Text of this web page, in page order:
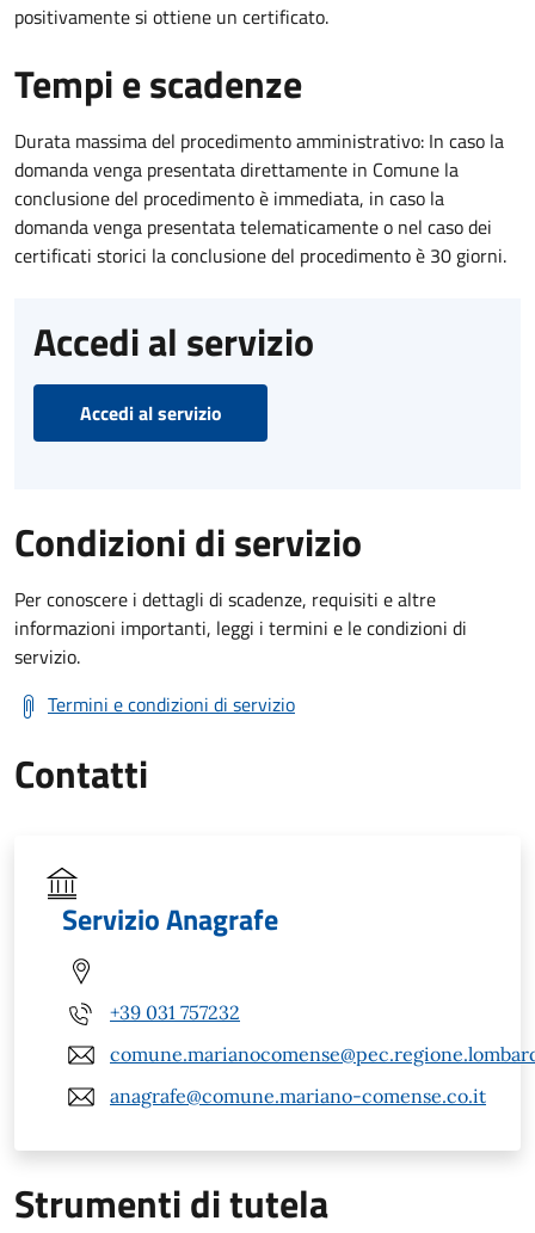
positivamente si ottiene un certificato.
Tempi e scadenze
Durata massima del procedimento amministrativo: In caso la
domanda venga presentata direttamente in Comune la
conclusione del procedimento è immediata, in caso la
domanda venga presentata telematicamente o nel caso dei
certificati storici la conclusione del procedimento è 30 giorni.
Accedi al servizio
Accedi al servizio
Condizioni di servizio
Per conoscere i dettagli di scadenze, requisiti e altre
informazioni importanti, leggi i termini e le condizioni di
servizio.
Termini e condizioni di servizio
Contatti
Servizio Anagrafe
+39 031 757232
anagrafe@comune.mariano-comense.co.it
Strumenti di tutela